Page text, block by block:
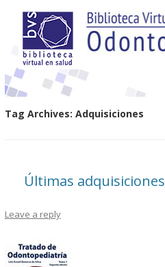
Tag Archives: Adquisiciones
Últimas adquisiciones
Leave a reply